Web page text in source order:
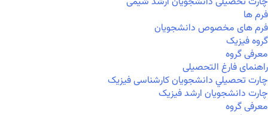
فرم ها
فرم های مخصوص دانشجویان
گروه فیزیک
معرفی گروه
راهنمای فارغ التحصیلی
چارت تحصيلي دانشجویان کارشناسی فیزیک
چارت دانشجویان ارشد فیزیک
معرفی گروه